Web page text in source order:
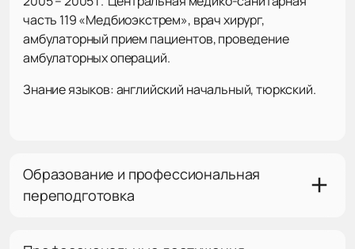
часть 119 «Медбиоэкстрем», врач хирург,
амбулаторный прием пациентов, проведение
амбулаторных операций.
Знание языков: английский начальный, тюркский.
Образование и профессиональная
переподготовка